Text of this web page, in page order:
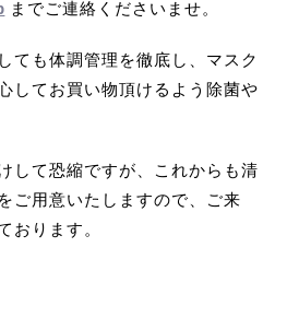
までご連絡くださいませ。
ても体調管理を徹底し、マスク
してお買い物頂けるよう除菌や
して恐縮ですが、これからも清
ご用意いたしますので、ご来
おります。